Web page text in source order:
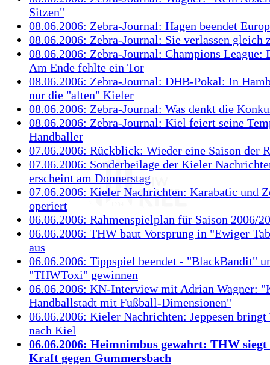
Sitzen"
08.06.2006: Zebra-Journal: Hagen beendet
08.06.2006: Zebra-Journal: Sie verlassen gleich
08.06.2006: Zebra-Journal: Champions League:
Am Ende fehlte ein Tor
08.06.2006: Zebra-Journal: DHB-Pokal: In
nur die "alten" Kieler
08.06.2006: Zebra-Journal: Was denkt die
08.06.2006: Zebra-Journal: Kiel feiert seine
Handballer
07.06.2006: Rückblick: Wieder eine Saison der
07.06.2006: Sonderbeilage der Kieler
erscheint am Donnerstag
07.06.2006: Kieler Nachrichten: Karabatic und
operiert
06.06.2006: Rahmenspielplan für Saison 2006/
06.06.2006: THW baut Vorsprung in "Ewiger
aus
06.06.2006: Tippspiel beendet - "BlackBandit"
"THWToxi" gewinnen
06.06.2006: KN-Interview mit Adrian Wagner:
Handballstadt mit Fußball-Dimensionen"
06.06.2006: Kieler Nachrichten: Jeppesen
nach Kiel
06.06.2006: Heimnimbus gewahrt: THW
Kraft gegen Gummersbach